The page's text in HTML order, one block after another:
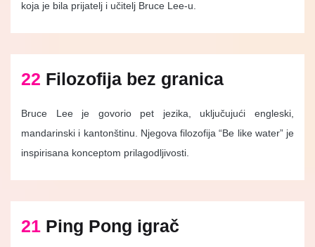
koja je bila prijatelj i učitelj Bruce Lee-u.
22 Filozofija bez granica
Bruce Lee je govorio pet jezika, uključujući engleski,
mandarinski i kantonštinu. Njegova filozofija “Be like water” je
inspirisana konceptom prilagodljivosti.
21 Ping Pong igrač